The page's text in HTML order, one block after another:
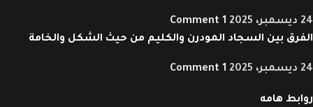
24 ديسمبر، 2025
1 Comment
الفرق بين السجاد المودرن والكليم من حيث الشكل والخامة
24 ديسمبر، 2025 1 Comment
روابط هامه